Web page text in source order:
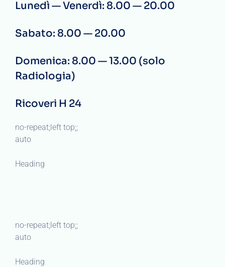
Lunedì — Venerdì: 8.00 — 20.00
Sabato: 8.00 — 20.00
Domenica: 8.00 — 13.00 (solo
Radiologia)
Ricoveri H 24
no-repeat;left top;;
auto
Heading
no-repeat;left top;;
auto
Heading